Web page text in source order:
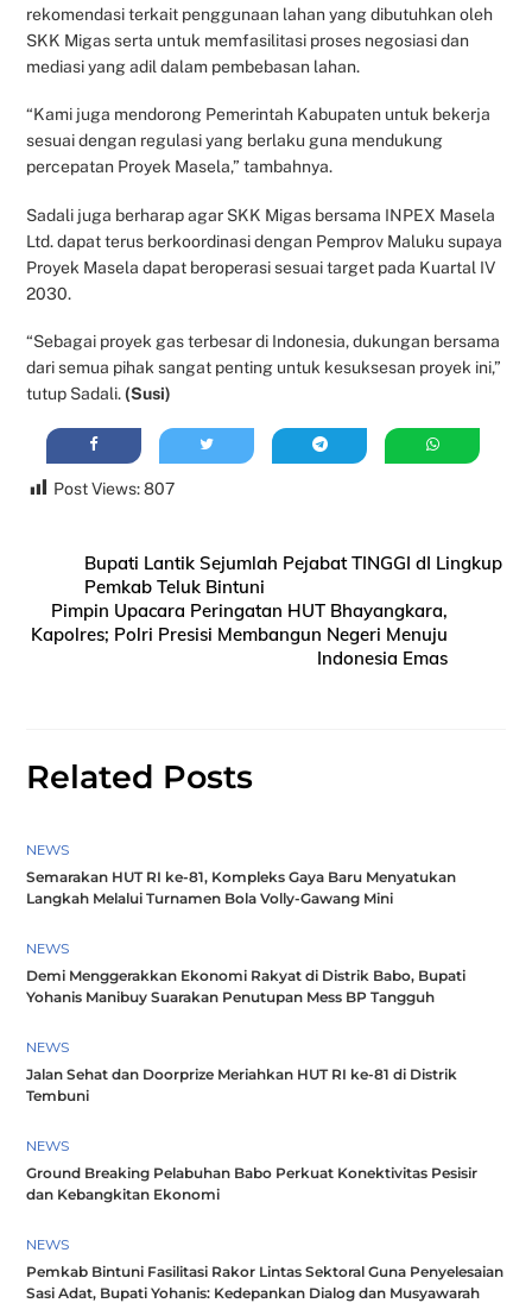
rekomendasi terkait penggunaan lahan yang dibutuhkan oleh
SKK Migas serta untuk memfasilitasi proses negosiasi dan
mediasi yang adil dalam pembebasan lahan.
“Kami juga mendorong Pemerintah Kabupaten untuk bekerja
sesuai dengan regulasi yang berlaku guna mendukung
percepatan Proyek Masela,” tambahnya.
Sadali juga berharap agar SKK Migas bersama INPEX Masela
Ltd. dapat terus berkoordinasi dengan Pemprov Maluku supaya
Proyek Masela dapat beroperasi sesuai target pada Kuartal IV
2030.
“Sebagai proyek gas terbesar di Indonesia, dukungan bersama
dari semua pihak sangat penting untuk kesuksesan proyek ini,”
tutup Sadali.(Susi)
Post Views: 807
Bupati Lantik Sejumlah Pejabat TINGGI dI Lingkup
Pemkab Teluk Bintuni
Pimpin Upacara Peringatan HUT Bhayangkara,
Kapolres; Polri Presisi Membangun Negeri Menuju
Indonesia Emas
Related Posts
NEWS
Semarakan HUT RI ke-81, Kompleks Gaya Baru Menyatukan
Langkah Melalui Turnamen Bola Volly-Gawang Mini
NEWS
Demi Menggerakkan Ekonomi Rakyat di Distrik Babo, Bupati
Yohanis Manibuy Suarakan Penutupan Mess BP Tangguh
NEWS
Jalan Sehat dan Doorprize Meriahkan HUT RI ke-81 di Distrik
Tembuni
NEWS
Ground Breaking Pelabuhan Babo Perkuat Konektivitas Pesisir
dan Kebangkitan Ekonomi
NEWS
Pemkab Bintuni Fasilitasi Rakor Lintas Sektoral Guna Penyelesaian
Sasi Adat, Bupati Yohanis: Kedepankan Dialog dan Musyawarah